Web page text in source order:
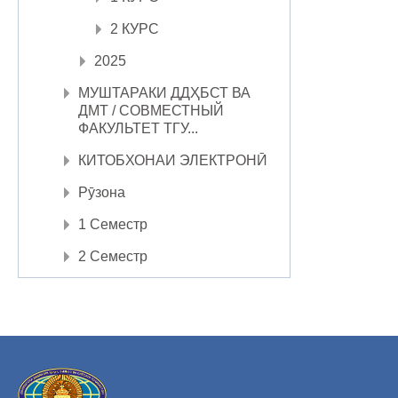
2 КУРС
2025
МУШТАРАКИ ДДҲБСТ ВА
ДМТ / СОВМЕСТНЫЙ
ФАКУЛЬТЕТ ТГУ...
КИТОБХОНАИ ЭЛЕКТРОНӢ
Рӯзона
1 Семестр
2 Семестр